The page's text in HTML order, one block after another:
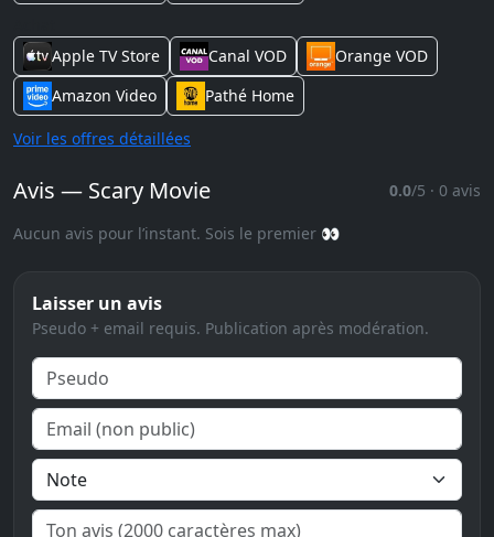
Apple TV Store
Canal VOD
Orange VOD
Amazon Video
Pathé Home
Voir les offres détaillées
Avis — Scary Movie 0.0/5 · 0 avis
Aucun avis pour l’instant. Sois le premier 👀
Laisser un avis
Pseudo + email requis. Publication après modération.